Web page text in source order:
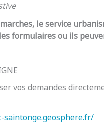
le service
formulaires ou ils
vos demandes
saintonge.geosphere.fr/